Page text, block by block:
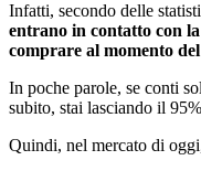
Infatti, secondo delle
entrano in contatto con
comprare al momento
In poche parole, se conti
subito, stai lasciando il
Quindi, nel mercato di